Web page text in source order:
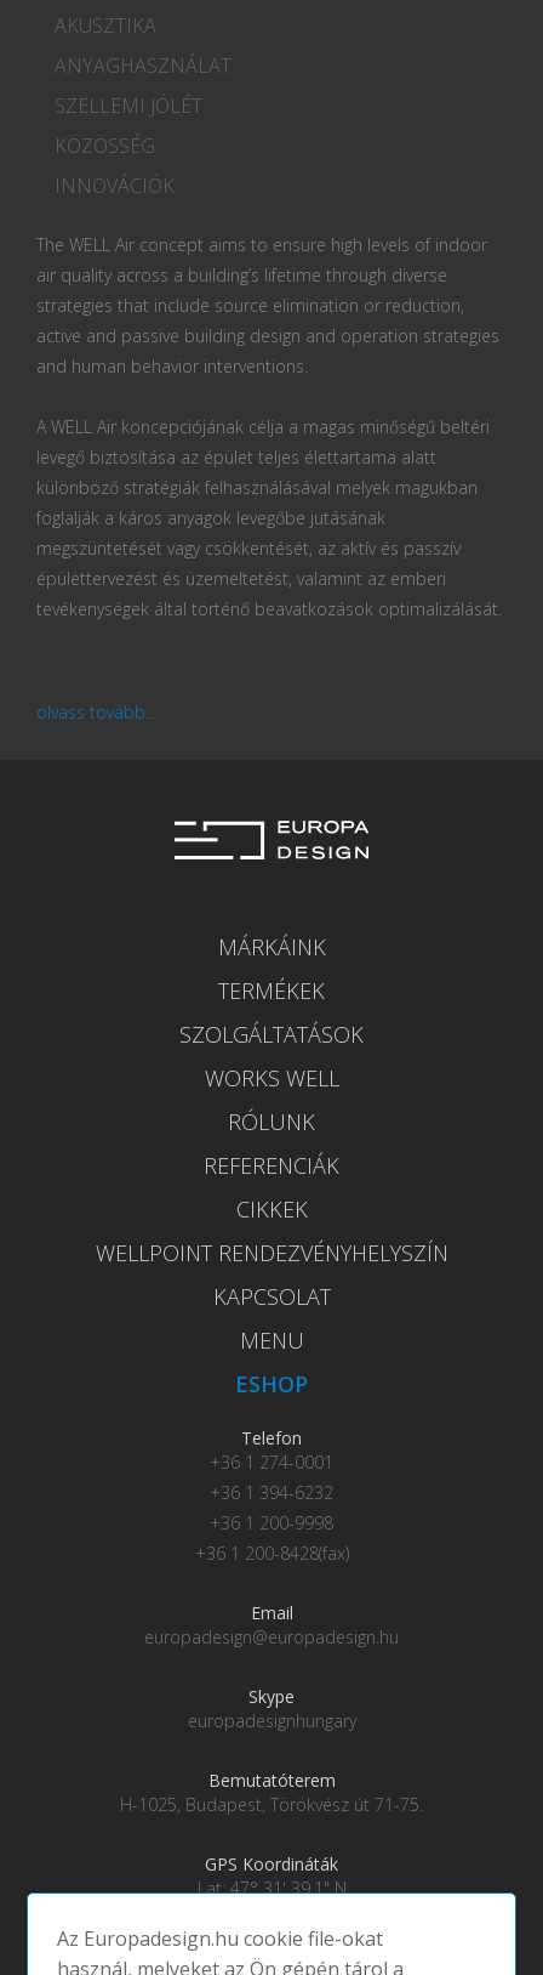
AKUSZTIKA
ANYAGHASZNÁLAT
SZELLEMI JÓLÉT
KÖZÖSSÉG
INNOVÁCIÓK
The WELL Air concept aims to ensure high levels of indoor
air quality across a building’s lifetime through diverse
strategies that include source elimination or reduction,
active and passive building design and operation strategies
and human behavior interventions.
A WELL Air koncepciójának célja a magas minőségű beltéri
levegő biztosítása az épület teljes élettartama alatt
különböző stratégiák felhasználásával melyek magukban
foglalják a káros anyagok levegőbe jutásának
megszüntetését vagy csökkentését, az aktív és passzív
épülettervezést és üzemeltetést, valamint az emberi
tevékenységek által történő beavatkozások optimalizálását.
olvass tovább...
MÁRKÁINK
TERMÉKEK
SZOLGÁLTATÁSOK
WORKS WELL
RÓLUNK
REFERENCIÁK
CIKKEK
WELLPOINT RENDEZVÉNYHELYSZÍN
KAPCSOLAT
MENU
ESHOP
Telefon
+36 1 274-0001
+36 1 394-6232
+36 1 200-9998
+36 1 200-8428(fax)
Email
europadesign@europadesign.hu
Skype
europadesignhungary
Bemutatóterem
H-1025, Budapest, Törökvész út 71-75.
GPS Koordináták
Lat: 47° 31' 39.1" N
Az Europadesign.hu cookie file-okat
használ, melyeket az Ön gépén tárol a